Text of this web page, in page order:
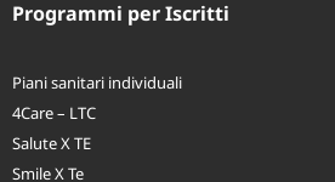
Programmi per Iscritti
Piani sanitari individuali
4Care – LTC
Salute X TE